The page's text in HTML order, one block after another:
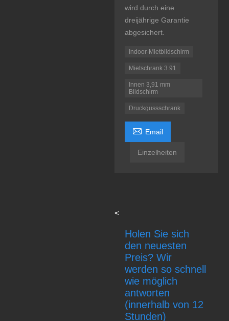
wird durch eine
dreijährige Garantie
abgesichert.
Indoor-Mietbildschirm
Mietschrank 3.91
Innen 3,91 mm
Bildschirm
Druckgussschrank
 Email
Einzelheiten
<
Holen Sie sich
den neuesten
Preis? Wir
werden so schnell
wie möglich
antworten
(innerhalb von 12
Stunden)